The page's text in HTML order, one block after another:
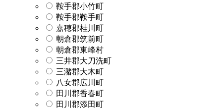
鞍手郡小竹町
鞍手郡鞍手町
嘉穂郡桂川町
朝倉郡筑前町
朝倉郡東峰村
三井郡大刀洗町
三潴郡大木町
八女郡広川町
田川郡香春町
田川郡添田町